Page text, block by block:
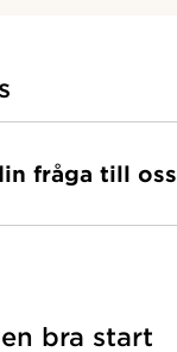
fråga till oss
bra start